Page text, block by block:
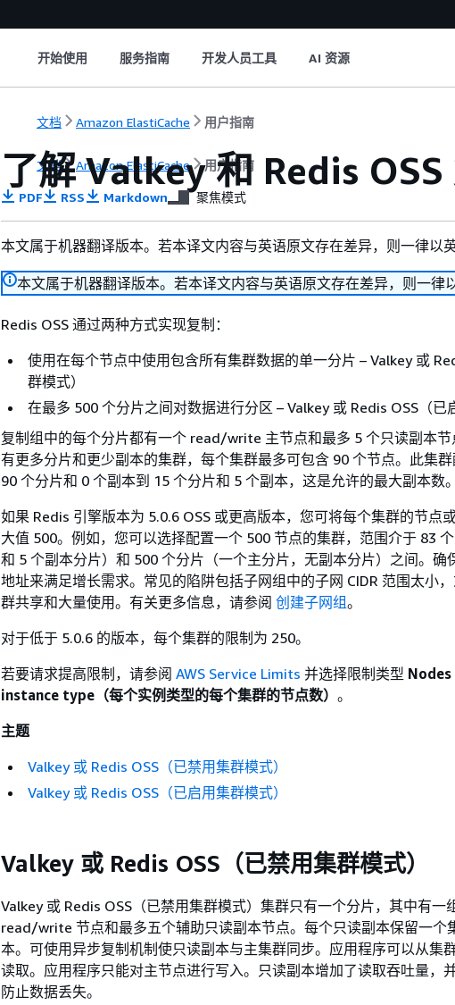
开始使用 服务指南 开发人员工具 AI 资源
文档 Amazon ElastiCache 用户指南
文档 Amazon ElastiCache 用户指南
了解 Valkey 和 Redis OSS
PDF RSS Markdown 聚焦模式
本文属于机器翻译版本。若本译文内容与英语原文存在差异，则一律以英
本文属于机器翻译版本。若本译文内容与英语原文存在差异，则一律
Redis OSS 通过两种方式实现复制：
使用在每个节点中使用包含所有集群数据的单一分片 – Valkey 或
群模式）
在最多 500 个分片之间对数据进行分区 – Valkey 或 Redis OSS（已
复制组中的每个分片都有一个 read/write 主节点和最多 5 个只读副本
有更多分片和更少副本的集群，每个集群最多可包含 90 个节点。此集
90 个分片和 0 个副本到 15 个分片和 5 个副本，这是允许的最大副本数。
如果 Redis 引擎版本为 5.0.6 OSS 或更高版本，您可将每个集群的节点
大值 500。例如，您可以选择配置一个 500 节点的集群，范围介于 83
和 5 个副本分片）和 500 个分片（一个主分片，无副本分片）之间。确
地址来满足增长需求。常见的陷阱包括子网组中的子网 CIDR 范围太小
群共享和大量使用。有关更多信息，请参阅 创建子网组。
对于低于 5.0.6 的版本，每个集群的限制为 250。
若要请求提高限制，请参阅 AWS Service Limits 并选择限制类型
instance type（每个实例类型的每个集群的节点数） 。
主题
Valkey 或 Redis OSS（已禁用集群模式）
Valkey 或 Redis OSS（已启用集群模式）
Valkey 或 Redis OSS（已禁用集群模式）
Valkey 或 Redis OSS（已禁用集群模式）集群只有一个分片，其中有一
read/write 节点和最多五个辅助只读副本节点。每个只读副本保留一个
本。可使用异步复制机制使只读副本与主集群同步。应用程序可以从集
读取。应用程序只能对主节点进行写入。只读副本增加了读取吞吐量，
防止数据丢失。